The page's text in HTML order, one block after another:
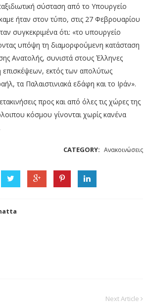
σύσταση από το Υπουργείο
ήταν στον τύπο, στις 27 Φεβρουαρίου
συγκεκριμένα ότι: «το υπουργείο
υπόψη τη διαμορφούμενη κατάσταση
Ανατολής, συνιστά στους Έλληνες
επισκέψεων, εκτός των απολύτως
τα Παλαιστινιακά εδάφη και το Ιράν».
προς και από όλες τις χώρες της
κόσμου γίνονται χωρίς κανένα
CATEGORY: Ανακοινώσεις
Next Article